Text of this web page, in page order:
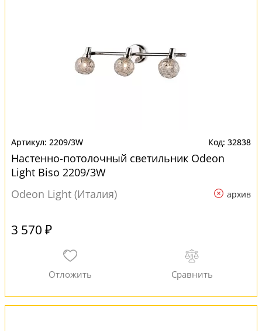
2209/3W 32838
Настенно-потолочный светильник Odeon
Light Biso 2209/3W
Odeon Light (Италия)
архив
3 570 ₽